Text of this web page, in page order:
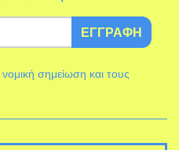
ΕΓΓΡΑΦΉ
σημείωση και τους